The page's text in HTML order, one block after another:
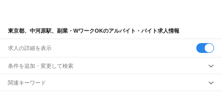
東京都、中河原駅、副業・WワークOKのアルバイト・バイト求人情報
求人の詳細を表示
条件を追加・変更して検索
市区町村を追加・変更
関連キーワード